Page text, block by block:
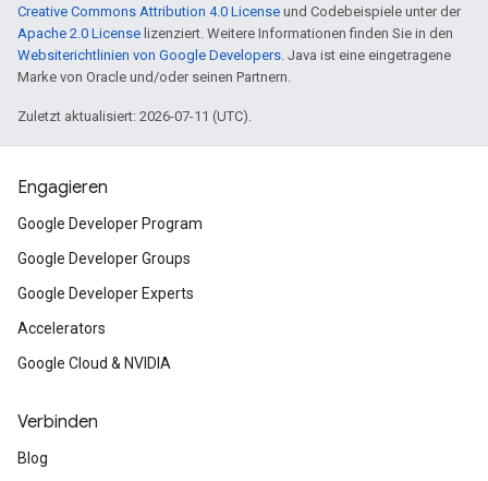
Creative Commons Attribution 4.0 License und Codebeispiele unter der
Apache 2.0 License lizenziert. Weitere Informationen finden Sie in den
Websiterichtlinien von Google Developers. Java ist eine eingetragene
Marke von Oracle und/oder seinen Partnern.
Zuletzt aktualisiert: 2026-07-11 (UTC).
Engagieren
Google Developer Program
Google Developer Groups
Google Developer Experts
Accelerators
Google Cloud & NVIDIA
Verbinden
Blog